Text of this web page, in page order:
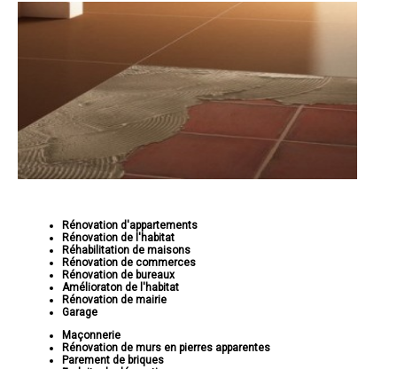
Rénovation d'appartements
Rénovation de l'habitat
Réhabilitation de maisons
Rénovation de commerces
Rénovation de bureaux
Amélioraton de l'habitat
Rénovation de mairie
Garage
Maçonnerie
Rénovation de murs en pierres apparentes
Parement de briques